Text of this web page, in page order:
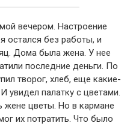
вечером. Настроение
остался без работы, и
Дома была жена. У нее
последние деньги. По
творог, хлеб, еще какие-
увидел палатку с цветами.
жене цветы. Но в кармане
их потратить. Что было